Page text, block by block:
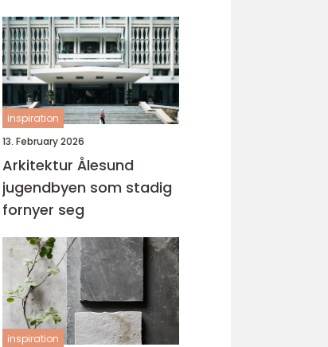
inspiration
13. February 2026
Arkitektur Ålesund
jugendbyen som stadig
fornyer seg
inspiration